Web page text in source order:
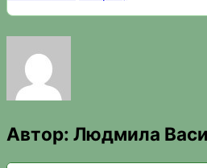
Автор: Людмила